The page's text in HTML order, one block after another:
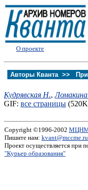
О проекте
Авторы Кванта >>
Кудрявская Н.,
GIF: все страницы
Copyright ©1996-2002
Пишите нам: kvant@mccme.ru
Проект осуществляется при
"Курьер образования"